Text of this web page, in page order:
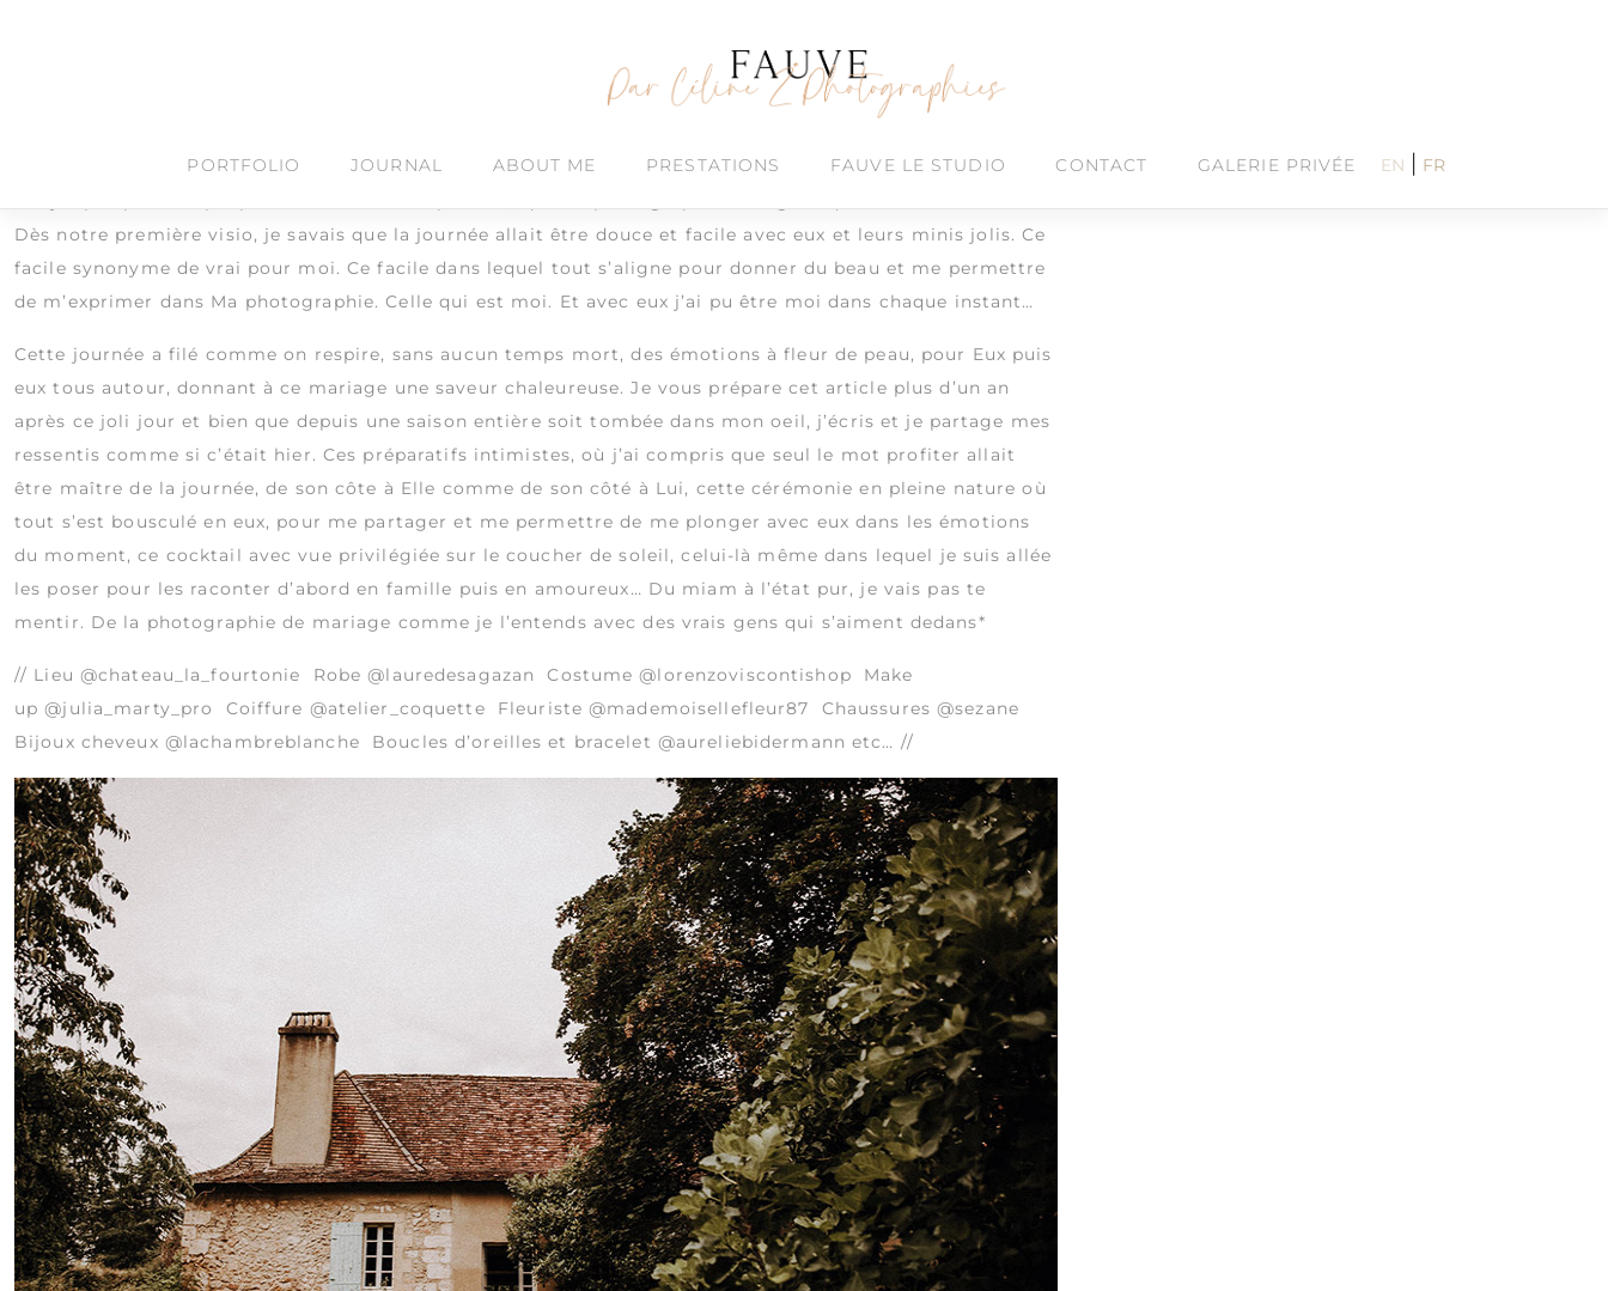
PORTFOLIO JOURNAL ABOUT ME PRESTATIONS FAUVE LE STUDIO CONTACT GALERIE PRIVÉE EN FR
Dès notre première visio, je savais que la journée allait être douce et facile avec eux et leurs minis jolis. Ce
facile synonyme de vrai pour moi. Ce facile dans lequel tout s’aligne pour donner du beau et me permettre
de m’exprimer dans Ma photographie. Celle qui est moi. Et avec eux j’ai pu être moi dans chaque instant…
Cette journée a filé comme on respire, sans aucun temps mort, des émotions à fleur de peau, pour Eux puis
eux tous autour, donnant à ce mariage une saveur chaleureuse. Je vous prépare cet article plus d’un an
après ce joli jour et bien que depuis une saison entière soit tombée dans mon oeil, j’écris et je partage mes
ressentis comme si c’était hier. Ces préparatifs intimistes, où j’ai compris que seul le mot profiter allait
être maître de la journée, de son côte à Elle comme de son côté à Lui, cette cérémonie en pleine nature où
tout s’est bousculé en eux, pour me partager et me permettre de me plonger avec eux dans les émotions
du moment, ce cocktail avec vue privilégiée sur le coucher de soleil, celui-là même dans lequel je suis allée
les poser pour les raconter d’abord en famille puis en amoureux… Du miam à l’état pur, je vais pas te
mentir. De la photographie de mariage comme je l’entends avec des vrais gens qui s’aiment dedans*
// Lieu @chateau_la_fourtonie Robe@lauredesagazan Costume@lorenzoviscontishop Make
up@julia_marty_pro Coiffure @atelier_coquette Fleuriste@mademoisellefleur87 Chaussures@sezane
Bijoux cheveux @lachambreblanche Boucles d’oreilles et bracelet @aureliebidermann etc… //